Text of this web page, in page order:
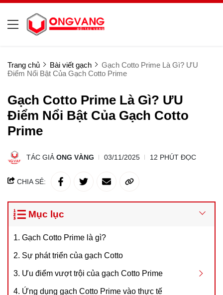
Trang chủ Bài viết gạch
Gạch Cotto Prime Là Gì? ƯU
Điểm Nổi Bật Của Gạch Cotto Prime
Gạch Cotto Prime Là Gì? ƯU
Điểm Nổi Bật Của Gạch Cotto
Prime
TÁC GIẢ ONG VÀNG 03/11/2025 12 PHÚT ĐỌC
CHIA SẺ:
Mục lục
1. Gạch Cotto Prime là gì?
2. Sự phát triển của gạch Cotto
3. Ưu điểm vượt trội của gạch Cotto Prime
4. Ứng dụng gạch Cotto Prime vào thực tế